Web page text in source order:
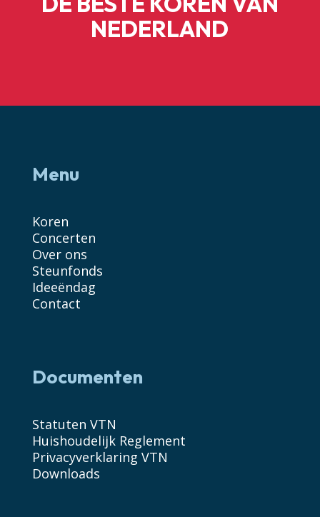
NEDERLAND
Menu
Koren
Concerten
Over ons
Steunfonds
Ideeëndag
Contact
Documenten
Statuten VTN
Huishoudelijk Reglement
Privacyverklaring VTN
Downloads